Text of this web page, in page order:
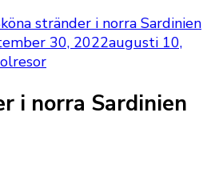
stränder i norra Sardinien
30, 2022augusti 10,
i norra Sardinien